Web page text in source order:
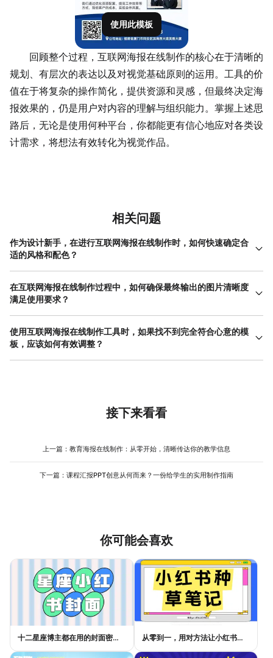
使用此模板
回顾整个过程，互联网海报在线制作的核心在于清晰的
规划、有层次的表达以及对视觉基础原则的运用。工具的价
值在于将复杂的操作简化，提供资源和灵感，但最终决定海
报效果的，仍是用户对内容的理解与组织能力。掌握上述思
路后，无论是使用何种平台，你都能更有信心地应对各类设
计需求，将想法有效转化为视觉作品。
相关问题
作为设计新手，在进行互联网海报在线制作时，如何快速确定合
适的风格和配色？
对于新手，不建议从零开始构思风格与配色。更高效的方法是先明
确海报的主题和受众，然后利用在线制作工具中的模板库进行搜
索。例如，制作学术 讲座海报 ，可以搜索“学术”、“简约”、“讲座”等
可以直接参考所选模板的配色方案，通常工具会提取出模板的主
色、辅助色，方便你统一应用到自己的修改中。美图设计室等平台
在互联网海报在线制作过程中，如何确保最终输出的图片清晰度
满足使用要求？
确保输出清晰度需要注意几个关键点。首先，在创建画布时，就要
根据最终用途选择正确尺寸和分辨率。用于社交媒体（如公众号封
面）和用于印刷（如易拉宝）的分辨率要求完全不同，在线工具通
中，从源头到输出都保持对素材质量的关注，是获得清晰成品的保
使用互联网海报在线制作工具时，如果找不到完全符合心意的模
板，应该如何有效调整？
找不到百分百契合的模板是常见情况，这时可以采取“组合借鉴与局
框架，融入其他模板的优点进行修改。在线工具的灵活性正在于
此，你可以轻松更换背景、调整布局、改变字体和颜色。如果工具
程。美图设计室等平台操作直观，元素均可自由拖拽编辑，支持用
也能帮助用户高效实现想法，减少因工具复杂而产生的挫败感。
接下来看看
上一篇： 教育海报在线制作：从零开始，清晰传达你的教学信息
下一篇： 课程汇报PPT创意从何而来？一份给学生的实用制作指南
你可能会喜欢
十二星座博主都在用的封面密码，星座小红书封面标题这样写才吸睛 从零到一，用对方法让小红书种草笔记的流量自己找上门